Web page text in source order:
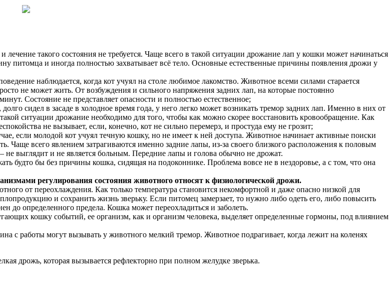
такого состояния не требуется. Чаще всего в такой ситуации дрожание лап у кошки может начинаться
питомца и иногда полностью захватывает всё тело. Основные естественные причины появления дрожи у
наблюдается, когда кот учуял на столе любимое лакомство. Животное всеми силами старается
не может жить. От возбуждения и сильного напряжения задних лап, на которые постоянно
Состояние не представляет опасности и полностью естественное;
сидел в засаде в холодное время года, у него легко может возникать тремор задних лап. Именно в них от
ситуации дрожание необходимо для того, чтобы как можно скорее восстановить кровообращение. Как
не вызывает, если, конечно, кот не сильно перемерз, и простуда ему не грозит;
если молодой кот учуял течную кошку, но не имеет к ней доступа. Животное начинает активные поиски
Чаще всего явлением затрагиваются именно задние лапы, из-за своего близкого расположения к половым
выглядит и не является больным. Передние лапы и голова обычно не дрожат.
будто бы без причины кошка, сидящая на подоконнике. Проблема вовсе не в нездоровье, а с том, что она
регулирования состояния животного относят к физиологической дрожи.
от переохлаждения. Как только температура становится некомфортной и даже опасно низкой для
и сохранить жизнь зверьку. Если питомец замерзает, то нужно либо одеть его, либо повысить
до определенного предела. Кошка может переохладиться и заболеть.
кошку событий, ее организм, как и организм человека, выделяет определенные гормоны, под влиянием
с работы могут вызывать у животного мелкий тремор. Животное подрагивает, когда лежит на коленях
дрожь, которая вызывается рефлекторно при полном желудке зверька.